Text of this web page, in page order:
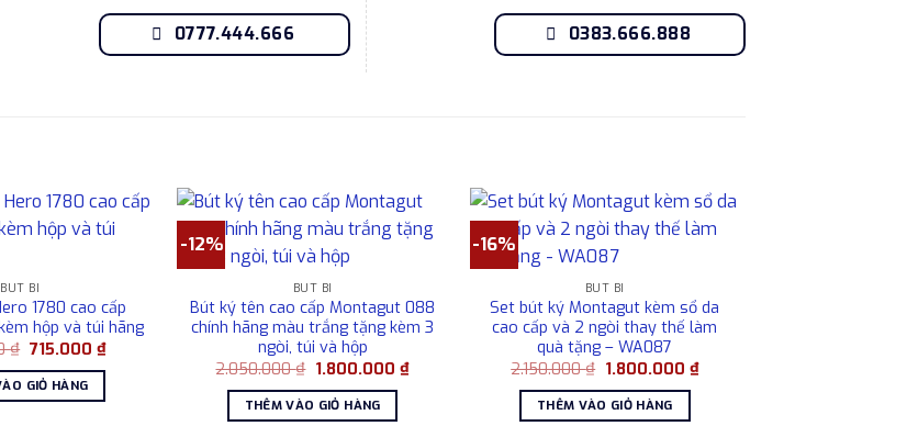
0777.444.666 0383.666.888
BÚT BI
1780 cao cấp
hộp và túi hãng
₫ Giá
là:
1.080.000 ₫.
715.000 ₫Giá
GIỎ HÀNG
-12%
BÚT BI
Bút ký tên cao cấp Montagut 088
chính hãng màu trắng tặng kèm 3
ngòi, túi và hộp
2.050.000₫ Giá
là:
2.050.000 ₫.
1.800.000 ₫Giá
THÊM VÀO GIỎ HÀNG
-16%
BÚT BI
Set bút ký Montagut kèm sổ da
cao cấp và 2 ngòi thay thế làm
quà tặng – WA087
2.150.000₫ Giá
là:
2.150.000 ₫.
1.800.000 ₫Giá
THÊM VÀO GIỎ HÀNG